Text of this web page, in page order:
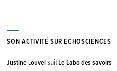
SON ACTIVITÉ SUR ECHOSCIENCES
Justine LouvelsuitLe Labo des savoirs